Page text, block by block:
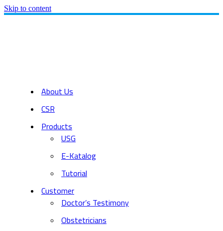
Skip to content
About Us
CSR
Products
USG
E-Katalog
Tutorial
Customer
Doctor’s Testimony
Obstetricians